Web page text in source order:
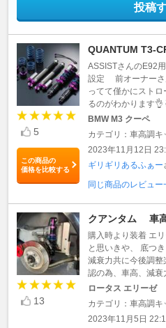
投稿
5
この商品の
価格を比較する
QUANTUM T3-
ASSISTさんのE92
設定 前オーナーさ
ってて僅かにスト
るのがわかります👌
BMW M3 クーペ
カテゴリ：車高調キ
2023年11月12日
ギリギリあるふぁー
同じ商品のレビュー
13
クアンタム 車
購入時より装着 エ
と思いきや、 底つ
減衰力共に今後調
認の為、車高、減衰
ロータス エリーゼ
カテゴリ：車高調キ
2023年11月5日